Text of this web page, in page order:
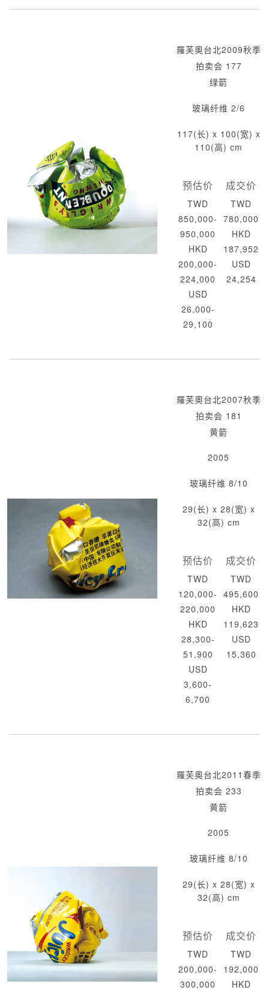
羅芙奧台北2009秋季
拍卖会 177
绿箭
玻璃纤维 2/6
117(长) x 100(宽) x
110(高) cm
预估价
TWD
850,000-
950,000
HKD
200,000-
224,000
USD
26,000-
29,100
成交价
TWD
780,000
HKD
187,952
USD
24,254
羅芙奧台北2007秋季
拍卖会 181
黄箭
2005
玻璃纤维 8/10
29(长) x 28(宽) x
32(高) cm
预估价
TWD
120,000-
220,000
HKD
28,300-
51,900
USD
3,600-
6,700
成交价
TWD
495,600
HKD
119,623
USD
15,360
羅芙奧台北2011春季
拍卖会 233
黄箭
2005
玻璃纤维 8/10
29(长) x 28(宽) x
32(高) cm
预估价
TWD
200,000-
300,000
成交价
TWD
192,000
HKD